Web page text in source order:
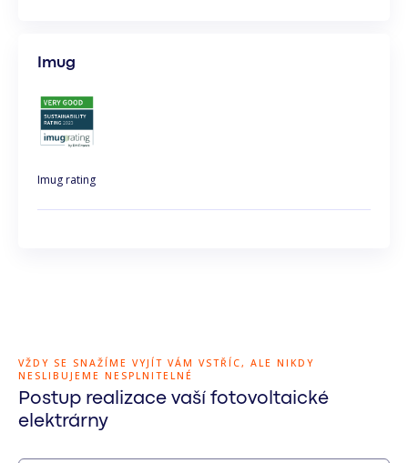
Imug
Imug rating
VŽDY SE SNAŽÍME VYJÍT VÁM VSTŘÍC, ALE NIKDY
NESLIBUJEME NESPLNITELNÉ
Postup realizace vaší fotovoltaické
elektrárny